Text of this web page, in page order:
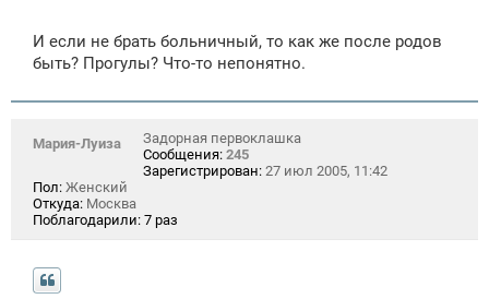
И если не брать больничный, то как же после родов
быть? Прогулы? Что-то непонятно.
Мария-Луиза
Задорная первоклашка
Сообщения: 245
Зарегистрирован: 27 июл 2005, 11:42
Пол: Женский
Откуда: Москва
Поблагодарили: 7 раз